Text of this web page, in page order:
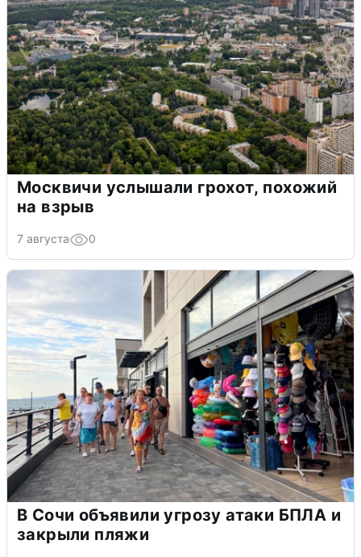
Москвичи услышали грохот, похожий
на взрыв
7 августа 0
В Сочи объявили угрозу атаки БПЛА и
закрыли пляжи